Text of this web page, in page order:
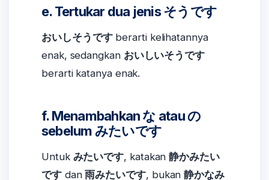
e. Tertukar dua jenis そうです
おいしそうですberarti kelihatannya
enak, sedangkan おいしいそうです
berarti katanya enak.
f. Menambahkan な atau の
sebelum みたいです
Untuk みたいです, katakan静かみたい
ですdan雨みたいです, bukan静かなみ